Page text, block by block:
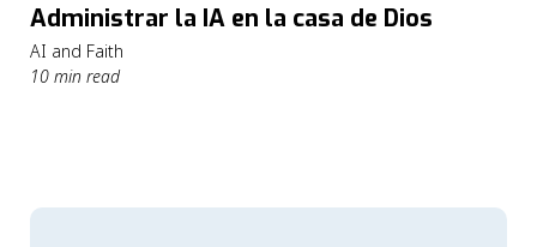
Administrar la IA en la casa de Dios
AI and Faith
10 min read